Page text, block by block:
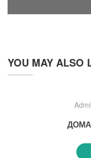
YOU MAY ALSO